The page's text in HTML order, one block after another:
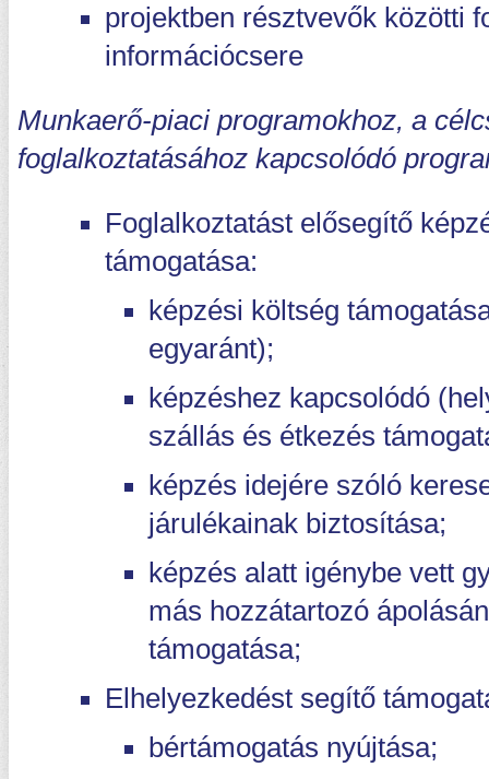
projektben résztvevők közötti
információcsere
Munkaerő-piaci programokhoz, a
foglalkoztatásához kapcsolódó
Foglalkoztatást elősegítő
támogatása:
képzési költség
egyaránt);
képzéshez kapcsolódó
szállás és étkezés
képzés idejére szóló
járulékainak biztosítása;
képzés alatt igénybe vett
más hozzátartozó
támogatása;
Elhelyezkedést segítő
bértámogatás nyújtása;